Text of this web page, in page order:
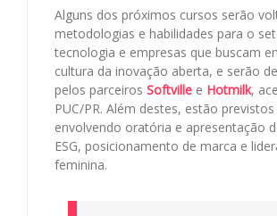
Alguns dos próximos cursos serão
metodologias e habilidades para o
tecnologia e empresas que buscam
cultura da inovação aberta, e serão
pelos parceiros Softville e Hotmilk,
PUC/PR. Além destes, estão
envolvendo oratória e apresentação
ESG, posicionamento de marca e
feminina.